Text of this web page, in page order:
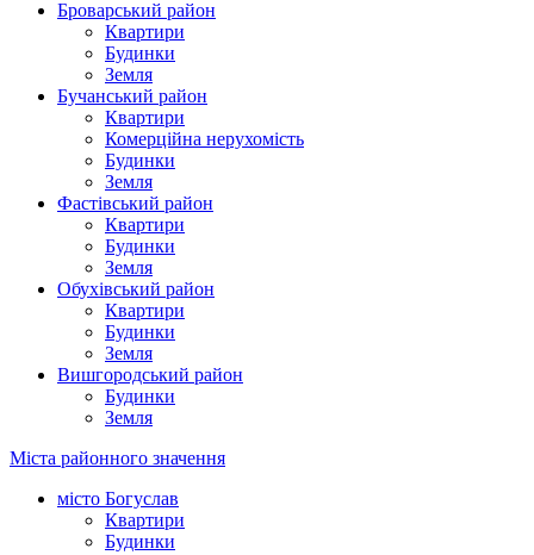
Броварський район
Квартири
Будинки
Земля
Бучанський район
Квартири
Комерційна нерухомість
Будинки
Земля
Фастівський район
Квартири
Будинки
Земля
Обухівський район
Квартири
Будинки
Земля
Вишгородський район
Будинки
Земля
Міста районного значення
місто Богуслав
Квартири
Будинки